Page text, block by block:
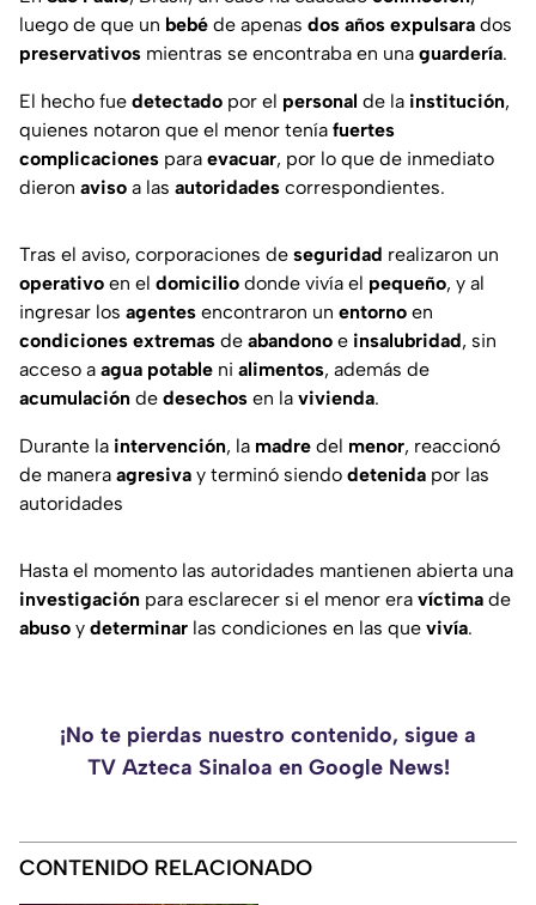
luego de que un bebé de apenas dos años expulsara dos
preservativos mientras se encontraba en una guardería.
El hecho fue detectado por el personal de la institución,
quienes notaron que el menor tenía fuertes
complicaciones para evacuar, por lo que de inmediato
dieron aviso a las autoridades correspondientes.
Tras el aviso, corporaciones de seguridad realizaron un
operativo en el domicilio donde vivía el pequeño, y al
ingresar los agentes encontraron un entorno en
condiciones extremas de abandono e insalubridad, sin
acceso a agua potable ni alimentos, además de
acumulación de desechos en la vivienda.
Durante la intervención, la madre del menor, reaccionó
de manera agresiva y terminó siendo detenida por las
autoridades
Hasta el momento las autoridades mantienen abierta una
investigación para esclarecer si el menor era víctima de
abuso y determinar las condiciones en las que vivía.
¡No te pierdas nuestro contenido, sigue a
TV Azteca Sinaloa en Google News!
CONTENIDO RELACIONADO